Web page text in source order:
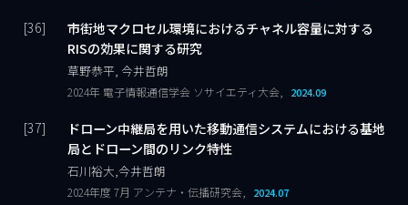
市街地マクロセル環境におけるチャネル容量に対する
RISの効果に関する研究
草野恭平, 今井哲朗
2024年 電子情報通信学会 ソサイエティ大会, 2024.09
ドローン中継局を用いた移動通信システムにおける基地
局とドローン間のリンク特性
石川裕大,今井哲朗
2024年度 7月 アンテナ・伝播研究会, 2024.07